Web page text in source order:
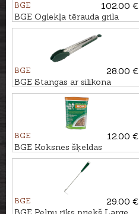
BGE
102.00 €
BGE Oglekļa tērauda grila
vokpanna priekš Large un
BGE
28.00 €
BGE Stangas ar silikona
galiem, 30cm
BGE
12.00 €
BGE Koksnes šķeldas
PEKANKOKS, 2,9L
BGE
29.00 €